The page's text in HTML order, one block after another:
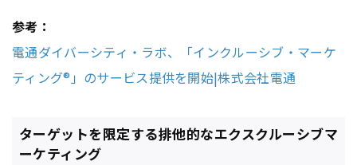
参考：
電通ダイバーシティ・ラボ、「インクルーシブ・マーケ
ティング®」のサービス提供を開始|株式会社電通
ターゲットを限定する排他的なエクスクルーシブマ
ーケティング